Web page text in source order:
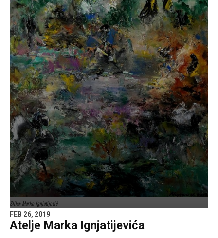
Slika: Marko Ignjatijević
FEB 26, 2019
Atelje Marka Ignjatijevića